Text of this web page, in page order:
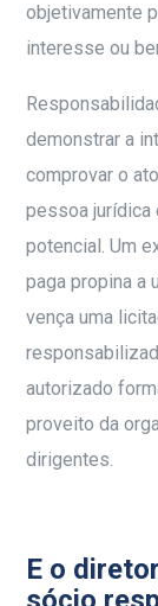
objetivamente
interesse ou
demonstrar a
comprovar o
pessoa jurídica
potencial. Um
paga propina a
vença uma
autorizado
proveito da
dirigentes.
E o